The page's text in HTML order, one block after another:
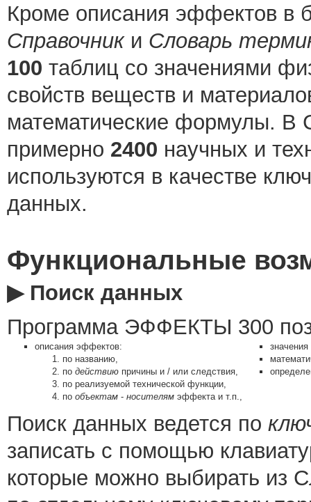
Кроме описания эффектов в
Справочники Словарь
100 таблиц со значениями
свойств веществ и
математические формулы. В
примерно 2400 научных и
используются в качестве
данных.
Функциональные
▶ Поиск данных
Программа ЭФФЕКТЫ 300
описания эффектов:
по названию,
по действию причины и / или следствия,
по реализуемой технической функции,
по объектам - носителям эффекта и т.п.,
Поиск данных ведется по
записать с помощью
которые можно выбирать из